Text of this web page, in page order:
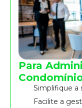
Para
Simplifique a
Facilite a